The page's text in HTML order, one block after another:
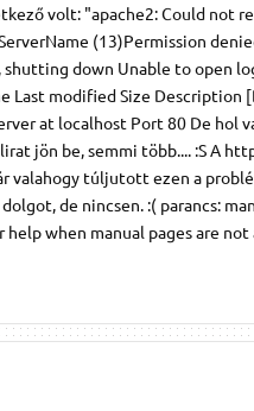
volt: "apache2: Could not
(13)Permission
shutting down Unable to open
Last modified Size Description
at localhost Port 80 De hol
jön be, semmi több.... :S A
valahogy túljutott ezen a
de nincsen. :( parancs:
when manual pages are not